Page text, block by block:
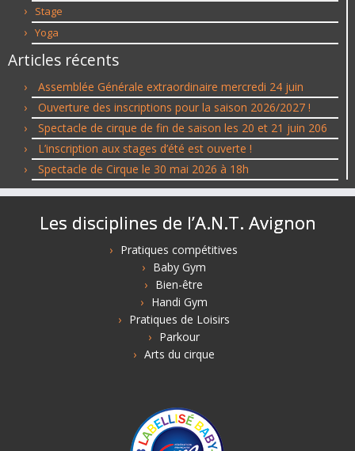
Stage
Yoga
Articles récents
Assemblée Générale extraordinaire mercredi 24 juin
Ouverture des inscriptions pour la saison 2026/2027 !
Spectacle de cirque de fin de saison les 20 et 21 juin 206
L’inscription aux stages d’été est ouverte !
Spectacle de Cirque le 30 mai 2026 à 18h
Les disciplines de l’A.N.T. Avignon
Pratiques compétitives
Baby Gym
Bien-être
Handi Gym
Pratiques de Loisirs
Parkour
Arts du cirque